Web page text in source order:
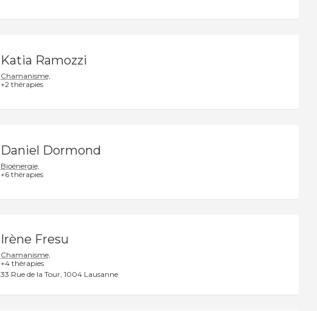
Katia Ramozzi
Chamanisme,
+2 thérapies
Daniel Dormond
Bioénergie,
+6 thérapies
Irène Fresu
Chamanisme,
+4 thérapies
33 Rue de la Tour 1004 Lausanne